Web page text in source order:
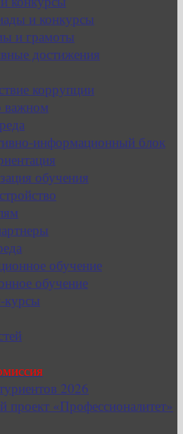
и конкурсы
и грамоты
достижения
коррупции
важном
информационный блок
обучения
обучение
обучение
курсы
2026
проект «Профессионалитет»